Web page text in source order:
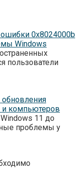
0x8024000b
Windows
пользователи
и компьютеров
11 до
проблемы у